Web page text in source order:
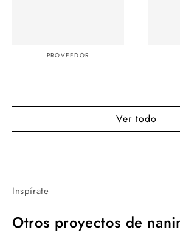
Proveedor:PROVEEDOR
Ver todo
Inspírate
Otros proyectos de